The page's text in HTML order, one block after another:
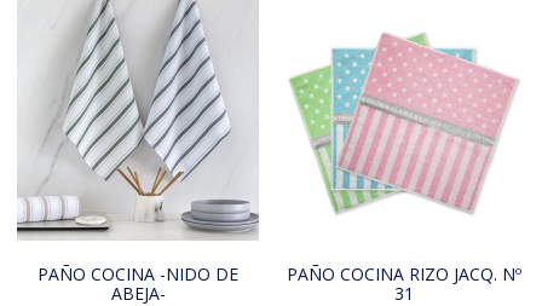
PAÑO COCINA -NIDO DE
ABEJA-
PAÑO COCINA RIZO JACQ. Nº
31